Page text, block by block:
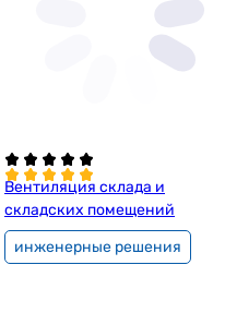
Вентиляция склада и
складских помещений
инженерные решения